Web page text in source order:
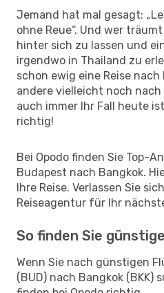
Jemand hat mal gesagt:
ohne Reue“. Und wer
hinter sich zu lassen und
irgendwo in Thailand zu
schon ewig eine Reise
andere vielleicht noch
auch immer Ihr Fall heute
richtig!
Bei Opodo finden Sie Top-
Budapest nach Bangkok.
Ihre Reise. Verlassen Sie
Reiseagentur für Ihr
So finden Sie
Wenn Sie nach günstigen
(BUD) nach Bangkok (BKK)